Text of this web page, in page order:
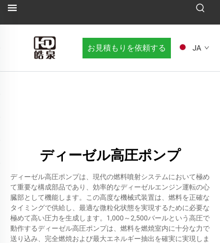
お見積もりを依頼する JA
ディーゼル高圧ポンプ
ディーゼル高圧ポンプは、現代の燃料噴射システムにおいて極め
て重要な構成部品であり、効率的なディーゼルエンジン運転の心
臓部として機能します。この高度な機械式装置は、燃料を正確な
タイミングで供給し、最適な微粒化状態を実現するために必要な
極めて高い圧力を生成します。1,000～2,500バールという高圧で
動作するディーゼル高圧ポンプは、燃料を燃焼室内に十分な力で
送り込み、完全燃焼および最大エネルギー抽出を確実に実現しま